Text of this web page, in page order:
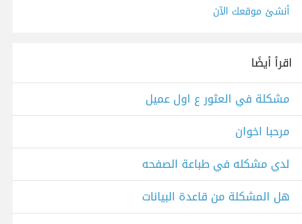
أنشئ موقعك الآن
اقرأ أيضًا
مشكلة في العثور ع اول عميل
مرحبا اخوان
لدي مشكله في طباعة الصفحه
هل المشكلة من قاعدة البيانات